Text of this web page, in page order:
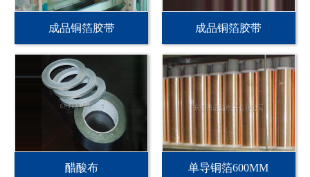
成品铜箔胶带 成品铜箔胶带
醋酸布 单导铜箔600MM